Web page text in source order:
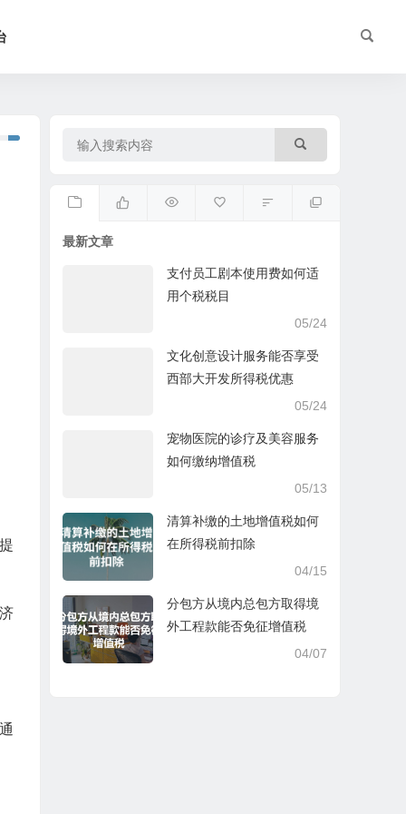
最新文章
支付员工剧本使用费如何适
用个税税目
05/24
文化创意设计服务能否享受
西部大开发所得税优惠
05/24
宠物医院的诊疗及美容服务
如何缴纳增值税
05/13
清算补缴的土地增值税如何
在所得税前扣除
04/15
分包方从境内总包方取得境
外工程款能否免征增值税
04/07